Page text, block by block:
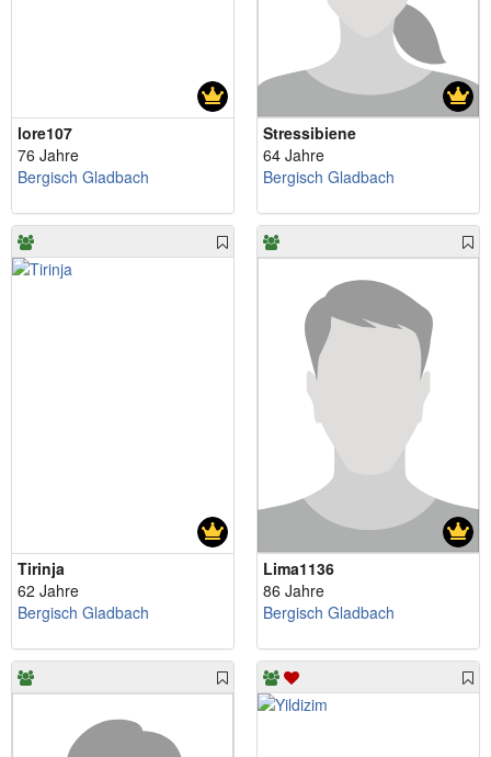
lore107
76 Jahre
Bergisch Gladbach
Stressibiene
64 Jahre
Bergisch Gladbach
Tirinja
62 Jahre
Bergisch Gladbach
Lima1136
86 Jahre
Bergisch Gladbach